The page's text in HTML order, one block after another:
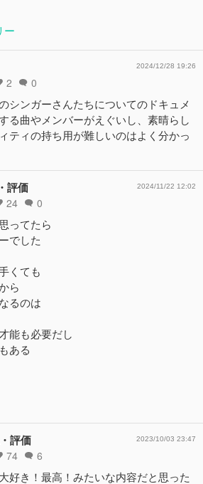
ー
2 0
2024/12/28 19:26
シンガーさんたちについてのドキュメ
る曲やメンバーがえぐいし、素晴らし
ティの持ち用が難しいのはよく分かっ
評価
24 0
2024/11/22 12:02
ってたら
でした
くても
ら
るのは
能も必要だし
ある
評価
74 6
2023/10/03 23:47
好き！最高！みたいな内容だと思った